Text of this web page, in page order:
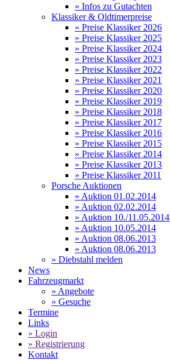
» Infos zu Gutachten
Klassiker & Oldtimerpreise
» Preise Klassiker 2026
» Preise Klassiker 2025
» Preise Klassiker 2024
» Preise Klassiker 2023
» Preise Klassiker 2022
» Preise Klassiker 2021
» Preise Klassiker 2020
» Preise Klassiker 2019
» Preise Klassiker 2018
» Preise Klassiker 2017
» Preise Klassiker 2016
» Preise Klassiker 2015
» Preise Klassiker 2014
» Preise Klassiker 2013
» Preise Klassiker 2011
Porsche Auktionen
» Auktion 01.02.2014
» Auktion 02.02.2014
» Auktion 10./11.05.2014
» Auktion 10.05.2014
» Auktion 08.06.2013
» Auktion 08.06.2013
» Diebstahl melden
News
Fahrzeugmarkt
» Angebote
» Gesuche
Termine
Links
» Login
» Registrierung
Kontakt